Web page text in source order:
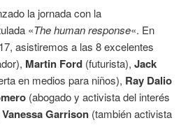
la jornada con la
«The human response«. En
asistiremos a las 8 excelentes
Martin Ford (futurista), Jack
en medios para niños), Ray Dalio
(abogado y activista del interés
Vanessa Garrison (también activista